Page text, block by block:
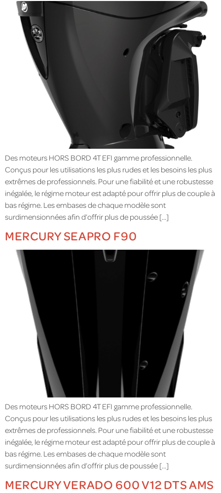
Des moteurs HORS BORD 4T EFI gamme professionnelle.
Conçus pour les utilisations les plus rudes et les besoins les plus
extrêmes de professionnels. Pour une fiabilité et une robustesse
inégalée, le régime moteur est adapté pour offrir plus de couple à
bas régime. Les embases de chaque modèle sont
surdimensionnées afin d’offrir plus de poussée […]
MERCURY SEAPRO F90
Des moteurs HORS BORD 4T EFI gamme professionnelle.
Conçus pour les utilisations les plus rudes et les besoins les plus
extrêmes de professionnels. Pour une fiabilité et une robustesse
inégalée, le régime moteur est adapté pour offrir plus de couple à
bas régime. Les embases de chaque modèle sont
surdimensionnées afin d’offrir plus de poussée […]
MERCURY VERADO 600 V12 DTS AMS